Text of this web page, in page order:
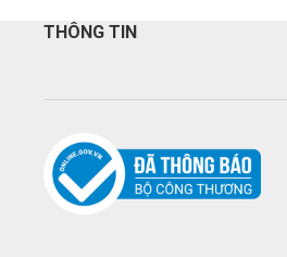
THÔNG TIN